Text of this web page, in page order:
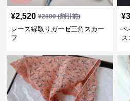
¥2,520 ¥2800(割引前)
レース縁取りガーゼ三角スカー
フ
¥
ペ
ス